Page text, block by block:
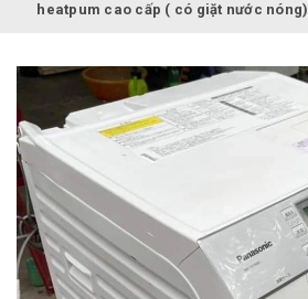
heatpum cao cấp ( có giặt nước nóng)